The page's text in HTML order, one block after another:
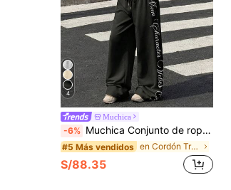
4
Muchica
-6% Muchica Conjunto de ropa de estar en casa informal con top de manga corta y pantalones con estampado minimalista para mujer
#5 Más vendidos en Cordón Trajes de dos piezas para mujer
S/88.35